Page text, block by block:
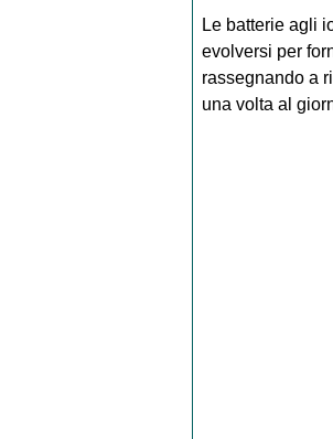
Le batterie agli
evolversi per
rassegnando a
una volta al